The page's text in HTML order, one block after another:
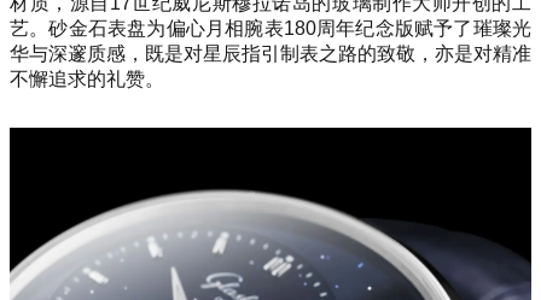
艺。砂金石表盘为偏心月相腕表180周年纪念版赋予了璀璨光
华与深邃质感，既是对星辰指引制表之路的致敬，亦是对精准
不懈追求的礼赞。